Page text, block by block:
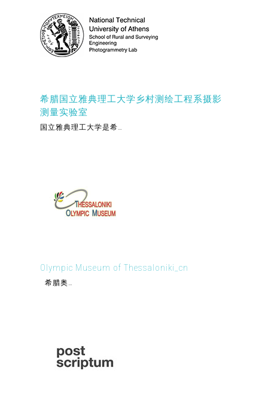
希腊国立雅典理工大学乡村测绘工程系摄影
测量实验室
国立雅典理工大学是希…
Olympic Museum of Thessaloniki_cn
希腊奥…